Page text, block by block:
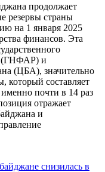
продолжает
резервы страны
на 1 января 2025
финансов. Эта
(ГНФАР) и
(ЦБА), значительно
который составляет
почти в 14 раз
отражает
и